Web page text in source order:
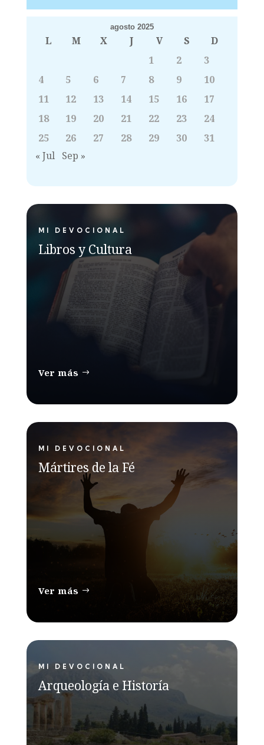
agosto 2025
L M X J V S
D
1
2
3
4
5 6 7 8 9
10
11
12 13 14 15 16
17
18
19 20 21 22 23
24
25
26 27 28 29 30
31
« Jul
Sep »
MI DEVOCIONAL
Libros y Cultura
Ver más
MI DEVOCIONAL
Mártires de la Fé
Ver más
MI DEVOCIONAL
Arqueología e Historía